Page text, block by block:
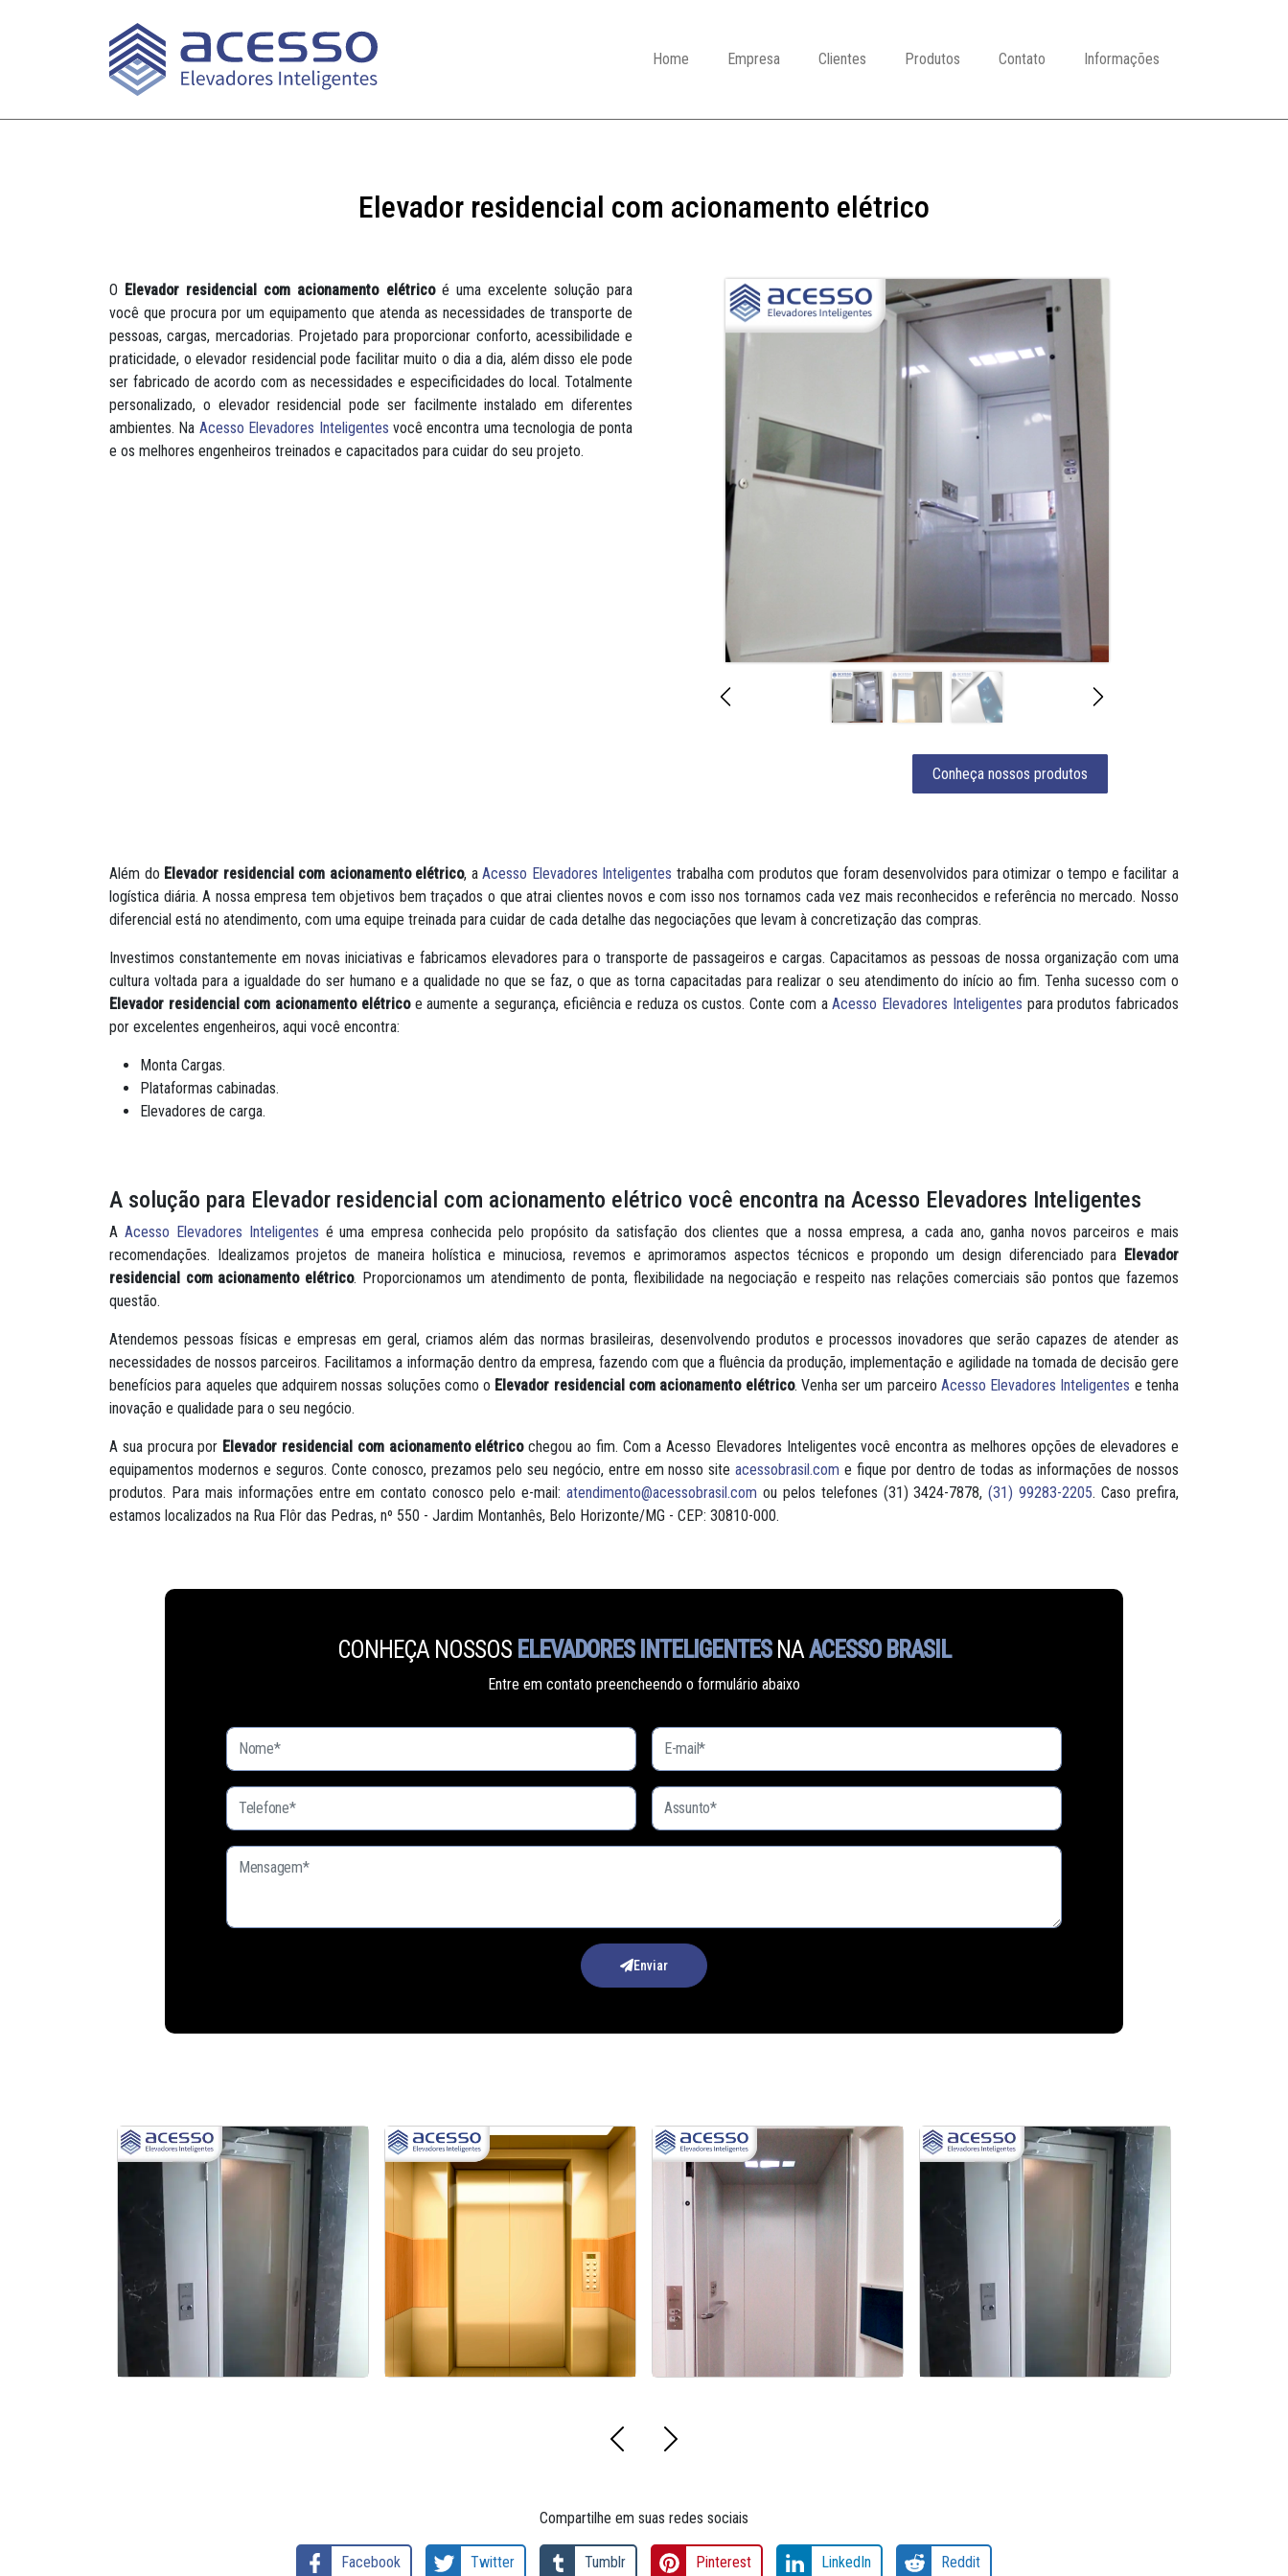
Home Empresa Clientes Produtos Contato Informações
Elevador residencial com acionamento elétrico
O Elevador residencial com acionamento elétricoé uma excelente solução para
você que procura por um equipamento que atenda as necessidades de transporte de
pessoas, cargas, mercadorias. Projetado para proporcionar conforto, acessibilidade e
praticidade, o elevador residencial pode facilitar muito o dia a dia, além disso ele pode
ser fabricado de acordo com as necessidades e especificidades do local. Totalmente
personalizado, o elevador residencial pode ser facilmente instalado em diferentes
ambientes. Na Acesso Elevadores Inteligentes você encontra uma tecnologia de ponta
e os melhores engenheiros treinados e capacitados para cuidar do seu projeto.
Conheça nossos produtos
Além do Elevador residencial com acionamento elétrico, aAcesso Elevadores Inteligentes trabalha com produtos que foram desenvolvidos para otimizar o tempo e facilitar a
logística diária. A nossa empresa tem objetivos bem traçados o que atrai clientes novos e com isso nos tornamos cada vez mais reconhecidos e referência no mercado. Nosso
diferencial está no atendimento, com uma equipe treinada para cuidar de cada detalhe das negociações que levam à concretização das compras.
Investimos constantemente em novas iniciativas e fabricamos elevadores para o transporte de passageiros e cargas. Capacitamos as pessoas de nossa organização com uma
cultura voltada para a igualdade do ser humano e a qualidade no que se faz, o que as torna capacitadas para realizar o seu atendimento do início ao fim. Tenha sucesso com o
Elevador residencial com acionamento elétricoe aumente a segurança, eficiência e reduza os custos. Conte com aAcesso Elevadores Inteligentes para produtos fabricados
por excelentes engenheiros, aqui você encontra:
Monta Cargas.
Plataformas cabinadas.
Elevadores de carga.
A solução para Elevador residencial com acionamento elétrico você encontra na Acesso Elevadores Inteligentes
A Acesso Elevadores Inteligentes é uma empresa conhecida pelo propósito da satisfação dos clientes que a nossa empresa, a cada ano, ganha novos parceiros e mais
recomendações. Idealizamos projetos de maneira holística e minuciosa, revemos e aprimoramos aspectos técnicos e propondo um design diferenciado para Elevador
residencial com acionamento elétrico. Proporcionamos um atendimento de ponta, flexibilidade na negociação e respeito nas relações comerciais são pontos que fazemos
questão.
Atendemos pessoas físicas e empresas em geral, criamos além das normas brasileiras, desenvolvendo produtos e processos inovadores que serão capazes de atender as
necessidades de nossos parceiros. Facilitamos a informação dentro da empresa, fazendo com que a fluência da produção, implementação e agilidade na tomada de decisão gere
benefícios para aqueles que adquirem nossas soluções como o Elevador residencial com acionamento elétrico. Venha ser um parceiro Acesso Elevadores Inteligentes e tenha
inovação e qualidade para o seu negócio.
A sua procura por Elevador residencial com acionamento elétricochegou ao fim. Com a Acesso Elevadores Inteligentes você encontra as melhores opções de elevadores e
equipamentos modernos e seguros. Conte conosco, prezamos pelo seu negócio, entre em nosso siteacessobrasil.com e fique por dentro de todas as informações de nossos
produtos. Para mais informações entre em contato conosco pelo e-mail: atendimento@acessobrasil.com ou pelos telefones (31) 3424-7878,(31) 99283-2205. Caso prefira,
estamos localizados na Rua Flôr das Pedras, nº 550 - Jardim Montanhês, Belo Horizonte/MG - CEP: 30810-000.
CONHEÇA NOSSOS ELEVADORES INTELIGENTESNAACESSO BRASIL
Entre em contato preencheendo o formulário abaixo
Enviar
Venda de plataformas elevatórias
Fabricante de Elevador Residencial
Venda de plataforma de
acessibilidade em MG
Compartilhe em suas redes sociais
Facebook Twitter Tumblr Pinterest LinkedIn Reddit